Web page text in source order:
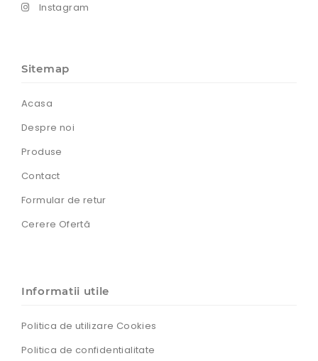
Instagram
Sitemap
Acasa
Despre noi
Produse
Contact
Formular de retur
Cerere Ofertă
Informatii utile
Politica de utilizare Cookies
Politica de confidentialitate